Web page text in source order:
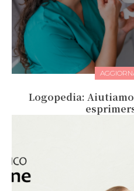
Logopedia: